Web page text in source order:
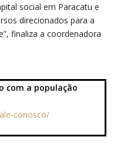
social em Paracatu e
direcionados para a
finaliza a coordenadora
com a população
conosco/